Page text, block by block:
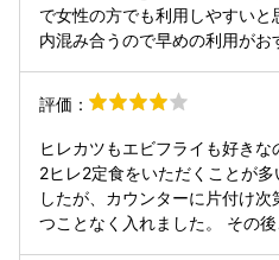
で女性の方でも利用しやすいと思います。 ラ
内混み合うので早めの利用がお
評価：
ヒレカツもエビフライも好き
2ヒレ2定食をいただくことが多いです。 土曜
したが、カウンターに片付け
つことなく入れました。 その